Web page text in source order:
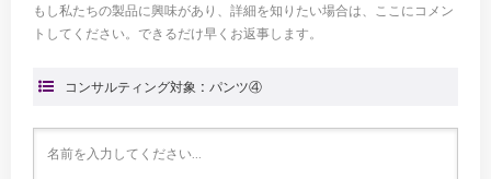
もし私たちの製品に興味があり、詳細を知りたい場合は、ここにコメン
トしてください。できるだけ早くお返事します。
コンサルティング対象 : パンツ④